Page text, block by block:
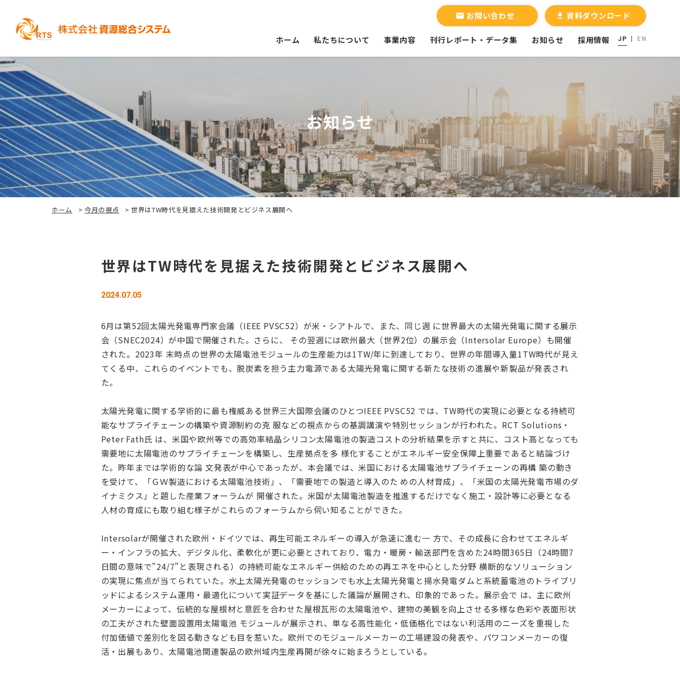
ホーム 私たちについて 事業内容 刊行レポート・データ集 お知らせ 採用情報 JP EN
email お問い合わせ file_download 資料ダウンロード
お知らせ
ホーム > 今月の視点 >世界はTW時代を⾒据えた技術開発とビジネス展開へ
世界はTW時代を⾒据えた技術開発とビジネス展開へ
2024.07.05
6月は第52回太陽光発電専門家会議（IEEE PVSC52）が米・シアトルで、また、同じ週 に世界最大の太陽光発電に関する展示
会（SNEC2024）が中国で開催された。さらに、 その翌週には欧州最大（世界2位）の展示会（Intersolar Europe）も開催
された。2023年 末時点の世界の太陽電池モジュールの生産能力は1TW/年に到達しており、世界の年間導入量1TW時代が見え
てくる中、これらのイベントでも、脱炭素を担う主力電源である太陽光発電に関する新たな技術の進展や新製品が発表され
た。
太陽光発電に関する学術的に最も権威ある世界三大国際会議のひとつIEEE PVSC52 では、TW時代の実現に必要となる持続可
能なサプライチェーンの構築や資源制約の克 服などの視点からの基調講演や特別セッションが行われた。RCT Solutions・
Peter Fath氏 は、米国や欧州等での高効率結晶シリコン太陽電池の製造コストの分析結果を示すと共に、コスト高となっても
需要地に太陽電池のサプライチェーンを構築し、生産拠点を多 様化することがエネルギー安全保障上重要であると結論づけ
た。昨年までは学術的な論 文発表が中心であったが、本会議では、米国における太陽電池サプライチェーンの再構 築の動き
を受けて、「ＧＷ製造における太陽電池技術」、「需要地での製造と導入のた めの人材育成」、「米国の太陽光発電市場のダ
イナミクス」と題した産業フォーラムが 開催された。米国が太陽電池製造を推進するだけでなく施工・設計等に必要となる
人材の育成にも取り組む様子がこれらのフォーラムから伺い知ることができた。
Intersolarが開催された欧州・ドイツでは、再生可能エネルギーの導入が急速に進む一 方で、その成長に合わせてエネルギ
ー・インフラの拡大、デジタル化、柔軟化が更に必要とされており、電力・暖房・輸送部門を含めた24時間365日（24時間7
日間の意味で”24/7”と表現される）の持続可能なエネルギー供給のための再エネを中心とした分野 横断的なソリューション
の実現に焦点が当てられていた。水上太陽光発電のセッションでも水上太陽光発電と揚水発電ダムと系統蓄電池のトライブリ
ッドによるシステム運用・最適化について実証データを基にした議論が展開され、印象的であった。展示会で は、主に欧州
メーカーによって、伝統的な屋根材と意匠を合わせた屋根瓦形の太陽電池や、建物の美観を向上させる多様な色彩や表面形状
の工夫がされた壁面設置用太陽電池 モジュールが展示され、単なる高性能化・低価格化ではない利活用のニーズを重視した
付加価値で差別化を図る動きなども目を惹いた。欧州でのモジュールメーカーの工場建設の発表や、パワコンメーカーの復
活・出展もあり、太陽電池関連製品の欧州域内生産再開が徐々に始まろうとしている。